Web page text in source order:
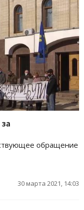
обращение
30 марта 2021, 14:03